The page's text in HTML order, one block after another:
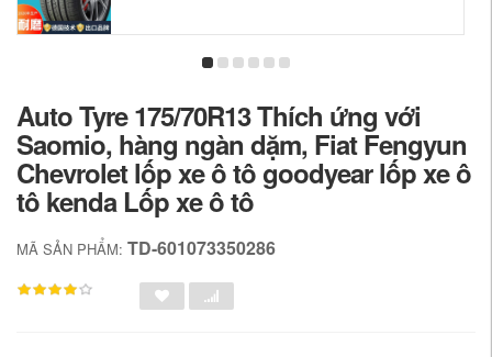
Auto Tyre 175/70R13 Thích ứng với
Saomio, hàng ngàn dặm, Fiat Fengyun
Chevrolet lốp xe ô tô goodyear lốp xe ô
tô kenda Lốp xe ô tô
MÃ SẢN PHẨM: TD-601073350286